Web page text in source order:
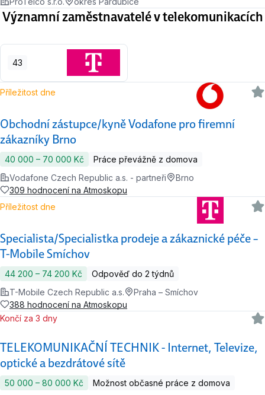
Významní zaměstnavatelé v telekomunikacích
43
Obchodní zástupce/kyně Vodafone pro firemní
zákazníky Brno
Příležitost dne
40 000 ‍–‍ 70 000 Kč
Práce převážně z domova
Vodafone Czech Republic a.s. - partneři
Brno
309 hodnocení na Atmoskopu
Specialista/Specialistka prodeje a zákaznické péče –
T-Mobile Smíchov
Příležitost dne
44 200 ‍–‍ 74 200 Kč
Odpověď do 2 týdnů
T-Mobile Czech Republic a.s.
Praha – Smíchov
388 hodnocení na Atmoskopu
TELEKOMUNIKAČNÍ TECHNIK - Internet, Televize,
optické a bezdrátové sítě
Končí za 3 dny
50 000 ‍–‍ 80 000 Kč
Možnost občasné práce z domova